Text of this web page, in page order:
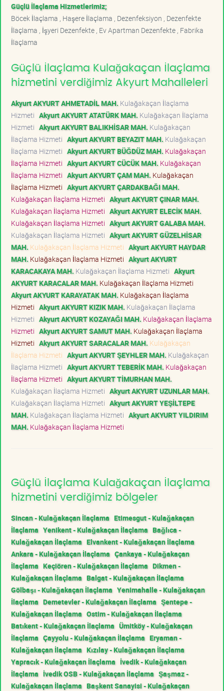
Güçlü İlaçlama Hizmetlerimiz;
Böcek İlaçlama , Haşere İlaçlama , Dezenfeksiyon , Dezenfekte
İlaçlama , İşyeri Dezenfekte , Ev Apartman Dezenfekte , Fabrika
İlaçlama
Güçlü İlaçlama Kulağakaçan İlaçlama
hizmetini verdiğimiz Akyurt Mahalleleri
Akyurt AKYURT AHMETADİL MAH. Kulağakaçan İlaçlama
Hizmeti Akyurt AKYURT ATATÜRK MAH. Kulağakaçan İlaçlama
Hizmeti Akyurt AKYURT BALIKHİSAR MAH. Kulağakaçan
İlaçlama Hizmeti Akyurt AKYURT BEYAZIT MAH. Kulağakaçan
İlaçlama Hizmeti Akyurt AKYURT BÜĞDÜZ MAH. Kulağakaçan
İlaçlama Hizmeti Akyurt AKYURT CÜCÜK MAH. Kulağakaçan
İlaçlama Hizmeti Akyurt AKYURT ÇAM MAH. Kulağakaçan
İlaçlama Hizmeti Akyurt AKYURT ÇARDAKBAĞI MAH.
Kulağakaçan İlaçlama Hizmeti Akyurt AKYURT ÇINAR MAH.
Kulağakaçan İlaçlama Hizmeti Akyurt AKYURT ELECİK MAH.
Kulağakaçan İlaçlama Hizmeti Akyurt AKYURT GALABA MAH.
Kulağakaçan İlaçlama Hizmeti Akyurt AKYURT GÜZELHİSAR
MAH. Kulağakaçan İlaçlama Hizmeti Akyurt AKYURT HAYDAR
MAH. Kulağakaçan İlaçlama Hizmeti Akyurt AKYURT
KARACAKAYA MAH. Kulağakaçan İlaçlama Hizmeti Akyurt
AKYURT KARACALAR MAH. Kulağakaçan İlaçlama Hizmeti
Akyurt AKYURT KARAYATAK MAH. Kulağakaçan İlaçlama
Hizmeti Akyurt AKYURT KIZIK MAH. Kulağakaçan İlaçlama
Hizmeti Akyurt AKYURT KOZAYAĞI MAH. Kulağakaçan İlaçlama
Hizmeti Akyurt AKYURT SAMUT MAH. Kulağakaçan İlaçlama
Hizmeti Akyurt AKYURT SARACALAR MAH. Kulağakaçan
İlaçlama Hizmeti Akyurt AKYURT ŞEYHLER MAH. Kulağakaçan
İlaçlama Hizmeti Akyurt AKYURT TEBERİK MAH. Kulağakaçan
İlaçlama Hizmeti Akyurt AKYURT TİMURHAN MAH.
Kulağakaçan İlaçlama Hizmeti Akyurt AKYURT UZUNLAR MAH.
Kulağakaçan İlaçlama Hizmeti Akyurt AKYURT YEŞİLTEPE
MAH. Kulağakaçan İlaçlama Hizmeti Akyurt AKYURT YILDIRIM
MAH. Kulağakaçan İlaçlama Hizmeti
Güçlü İlaçlama Kulağakaçan İlaçlama
hizmetini verdiğimiz bölgeler
Sincan - Kulağakaçan İlaçlama Etimesgut - Kulağakaçan
İlaçlama Yenikent - Kulağakaçan İlaçlama Bağlıca -
Kulağakaçan İlaçlama Elvankent - Kulağakaçan İlaçlama
Ankara - Kulağakaçan İlaçlama Çankaya - Kulağakaçan
İlaçlama Keçiören - Kulağakaçan İlaçlama Dikmen -
Kulağakaçan İlaçlama Balgat - Kulağakaçan İlaçlama
Gölbaşı - Kulağakaçan İlaçlama Yenimahalle - Kulağakaçan
İlaçlama Demetevler - Kulağakaçan İlaçlama Şentepe -
Kulağakaçan İlaçlama Ostim - Kulağakaçan İlaçlama
Batıkent - Kulağakaçan İlaçlama Ümitköy - Kulağakaçan
İlaçlama Çayyolu - Kulağakaçan İlaçlama Eryaman -
Kulağakaçan İlaçlama Kızılay - Kulağakaçan İlaçlama
Yapracık - Kulağakaçan İlaçlama İvedik - Kulağakaçan
İlaçlama İvedik OSB - Kulağakaçan İlaçlama Şaşmaz -
Kulağakaçan İlaçlama Başkent Sanayisi - Kulağakaçan